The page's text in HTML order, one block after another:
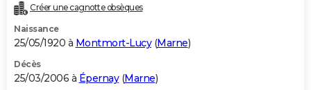
Créer une cagnotte obsèques
Naissance
25/05/1920 à Montmort-Lucy(Marne)
Décès
25/03/2006 à Épernay(Marne)